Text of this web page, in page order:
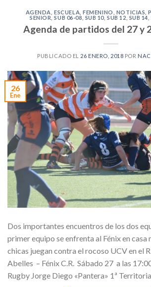
AGENDA ,ESCUELA ,FEMENINO NOTICIAS ,
SENIOR,SUB 06-08 SUB 10 ,SUB 12 SUB 14
Agenda de partidos del 27 y
PUBLICADO EL 26 ENERO, 2018 POR
26
Ene
Dos importantes encuentros de los dos
primer equipo se enfrenta al Fénix en casa
chicas juegan contra el rocoso UCV en
Abelles – Fénix C.R. Sábado 27 a las
Rugby Jorge Diego «Pantera» 1ª